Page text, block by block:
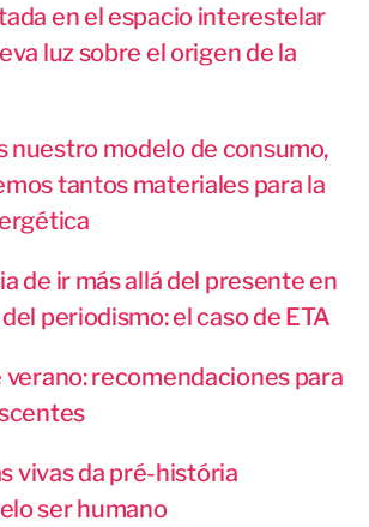
en el espacio interestelar
luz sobre el origen de la
nuestro modelo de consumo,
tantos materiales para la
de ir más allá del presente en
periodismo: el caso de ETA
verano: recomendaciones para
vivas da pré-história
ser humano